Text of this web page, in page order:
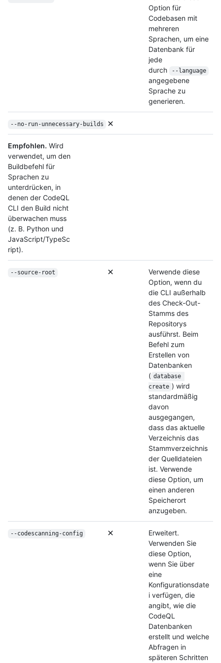
Option für
Codebasen mit
mehreren
Sprachen, um eine
Datenbank für
jede
durch
--language
angegebene
Sprache zu
generieren.
--no-run-unnecessary-builds
Empfohlen. Wird
verwendet, um den
Buildbefehl für
Sprachen zu
unterdrücken, in
denen der CodeQL
CLI den Build nicht
überwachen muss
(z. B. Python und
JavaScript/TypeSc
ript).
--source-root
Verwende diese
Option, wenn du
die CLI außerhalb
des Check-Out-
Stamms des
Repositorys
ausführst. Beim
Befehl zum
Erstellen von
Datenbanken
( database
create ) wird
standardmäßig
davon
ausgegangen,
dass das aktuelle
Verzeichnis das
Stammverzeichnis
der Quelldateien
ist. Verwende
diese Option, um
einen anderen
Speicherort
anzugeben.
--codescanning-config
Erweitert.
Verwenden Sie
diese Option,
wenn Sie über
eine
Konfigurationsdate
i verfügen, die
angibt, wie die
CodeQL
Datenbanken
erstellt und welche
Abfragen in
späteren Schritten